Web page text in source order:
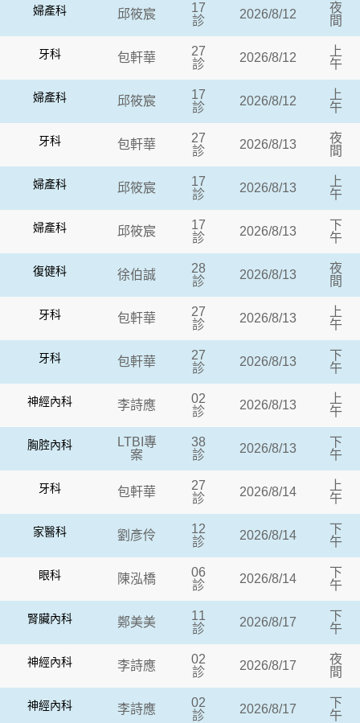
婦產科 邱筱宸
17
診
2026/8/12
夜
間
牙科 包軒華
27
診
2026/8/12
上
午
婦產科 邱筱宸
17
診
2026/8/12
上
午
牙科 包軒華
27
診
2026/8/13
夜
間
婦產科 邱筱宸
17
診
2026/8/13
上
午
婦產科 邱筱宸
17
診
2026/8/13
下
午
復健科 徐伯誠
28
診
2026/8/13
夜
間
牙科 包軒華
27
診
2026/8/13
上
午
牙科 包軒華
27
診
2026/8/13
下
午
神經內科 李詩應
02
診
2026/8/13
上
午
胸腔內科
LTBI專
案
38
診
2026/8/13
下
午
牙科 包軒華
27
診
2026/8/14
上
午
家醫科 劉彥伶
12
診
2026/8/14
下
午
眼科 陳泓橋
06
診
2026/8/14
下
午
腎臟內科 鄭美美
11
診
2026/8/17
下
午
神經內科 李詩應
02
診
2026/8/17
夜
間
神經內科 李詩應
02
診
2026/8/17
下
午